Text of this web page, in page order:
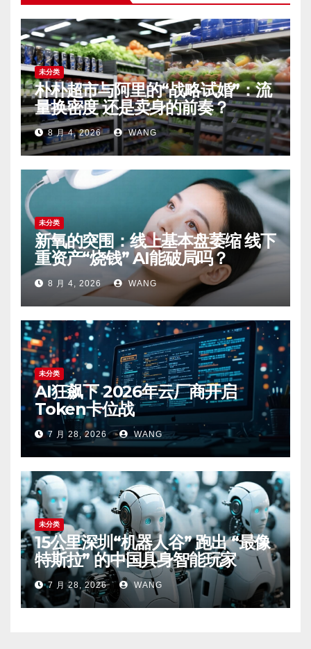
未分类
朴朴超市与阿里的“战略试婚”：流
量换密度 还是卖身的前奏？
8 月 4, 2026 WANG
未分类
新氧的突围：线上基本盘萎缩 线下
重资产“烧钱” AI能破局吗？
8 月 4, 2026 WANG
未分类
AI狂飙下 2026年云厂商开启
Token卡位战
7 月 28, 2026 WANG
未分类
15公里深圳“机器人谷” 跑出 “最像
特斯拉” 的中国具身智能玩家
7 月 28, 2026 WANG